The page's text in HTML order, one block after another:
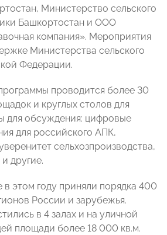
Министерство сельского
Башкортостан и ООО
компания». Мероприятия
Министерства сельского
Федерации.
проводится более 30
и круглых столов для
для обсуждения: цифровые
для российского АПК,
сельхозпроизводства,
другие.
в этом году приняли порядка 400
России и зарубежья.
в 4 залах и на уличной
площади более 18 000 кв.м.